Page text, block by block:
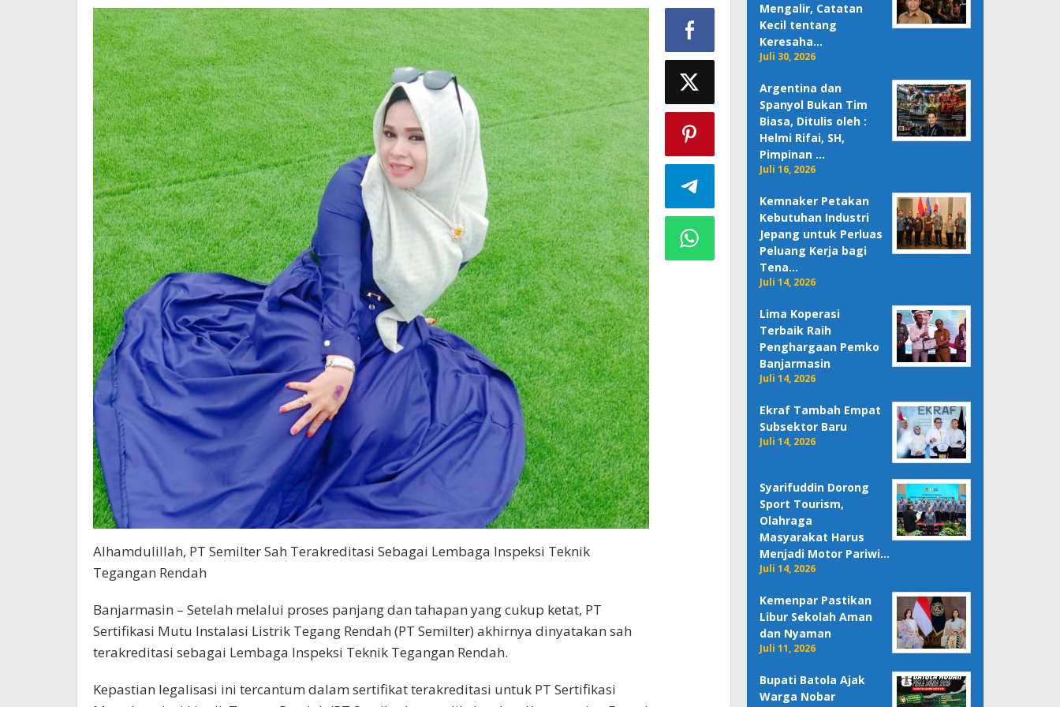
Alhamdulillah, PT Semilter Sah Terakreditasi Sebagai Lembaga Inspeksi Teknik
Tegangan Rendah
Banjarmasin – Setelah melalui proses panjang dan tahapan yang cukup ketat, PT
Sertifikasi Mutu Instalasi Listrik Tegang Rendah (PT Semilter) akhirnya dinyatakan sah
terakreditasi sebagai Lembaga Inspeksi Teknik Tegangan Rendah.
Kepastian legalisasi ini tercantum dalam sertifikat terakreditasi untuk PT Sertifikasi
Mengalir, Catatan
Kecil tentang
Keresaha…
Juli 30, 2026
Argentina dan
Spanyol Bukan Tim
Biasa, Ditulis oleh :
Helmi Rifai, SH,
Pimpinan …
Juli 16, 2026
Kemnaker Petakan
Kebutuhan Industri
Jepang untuk Perluas
Peluang Kerja bagi
Tena…
Juli 14, 2026
Lima Koperasi
Terbaik Raih
Penghargaan Pemko
Banjarmasin
Juli 14, 2026
Ekraf Tambah Empat
Subsektor Baru
Juli 14, 2026
Syarifuddin Dorong
Sport Tourism,
Olahraga
Masyarakat Harus
Menjadi Motor Pariwi…
Juli 14, 2026
Kemenpar Pastikan
Libur Sekolah Aman
dan Nyaman
Juli 11, 2026
Bupati Batola Ajak
Warga Nobar